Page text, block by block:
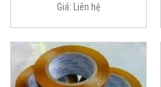
Giá: Liên hệ